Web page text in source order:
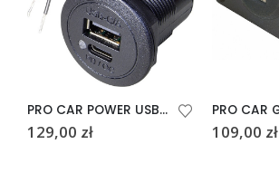
PRO CAR POWER USB-C/A
129,00 zł 109,00 zł